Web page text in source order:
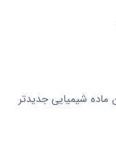
شیمیایی جدیدتر